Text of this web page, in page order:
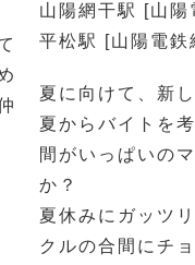
山陽網干駅 [山陽
平松駅 [山陽電鉄
夏に向けて、新
夏からバイトを
間がいっぱいの
か？
夏休みにガッツ
クルの合間にチ